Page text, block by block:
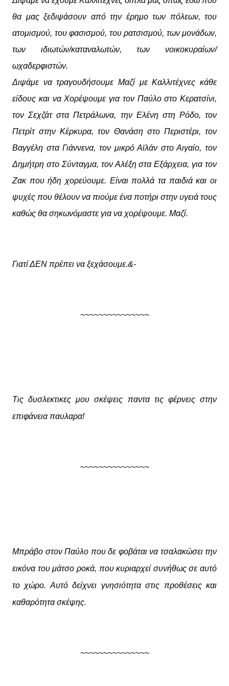
θα μας ξεδιψάσουν από την έρημο των πόλεων, του
ατομισμού, του φασισμού, του ρατσισμού, των μονάδων,
των ιδιωτών/καταναλωτών, των νοικοκυραίων/
ωχαδερφιστών.
Διψάμε να τραγουδήσουμε Μαζί με Καλλιτέχνες κάθε
είδους και να Χορέψουμε για τον Παύλο στο Κερατσίνι,
τον Σεχζάτ στα Πετράλωνα, την Ελένη στη Ρόδο, τον
Πετρίτ στην Κέρκυρα, τον Θανάση στο Περιστέρι, τον
Βαγγέλη στα Γιάννενα, τον μικρό Αϊλάν στο Αιγαίο, τον
Δημήτρη στο Σύνταγμα, τον Αλέξη στα Εξάρχεια, για τον
Ζακ που ήδη χορεύουμε. Είναι πολλά τα παιδιά και οι
ψυχές που θέλουν να πιούμε ένα ποτήρι στην υγειά τους
καθώς θα σηκωνόμαστε για να χορέψουμε. Μαζί.
Γιατί ΔΕΝ πρέπει να ξεχάσουμε.&-
~~~~~~~~~~~~~~~
Τις δυσλεκτικες μου σκέψεις παντα τις φέρνεις στην
επιφάνεια παυλαρα!
~~~~~~~~~~~~~~~
Μπράβο στον Παύλο που δε φοβάται να τσαλακώσει την
εικόνα του μάτσο ροκά, που κυριαρχεί συνήθως σε αυτό
το χώρο. Αυτό δείχνει γνησιότητα στις προθέσεις και
καθαρότητα σκέψης.
~~~~~~~~~~~~~~~